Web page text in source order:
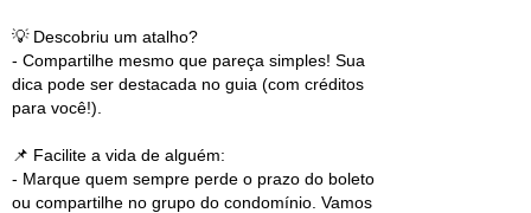
💡 Descobriu um atalho?
- Compartilhe mesmo que pareça simples! Sua
dica pode ser destacada no guia (com créditos
para você!).
📌 Facilite a vida de alguém:
- Marque quem sempre perde o prazo do boleto
ou compartilhe no grupo do condomínio. Vamos